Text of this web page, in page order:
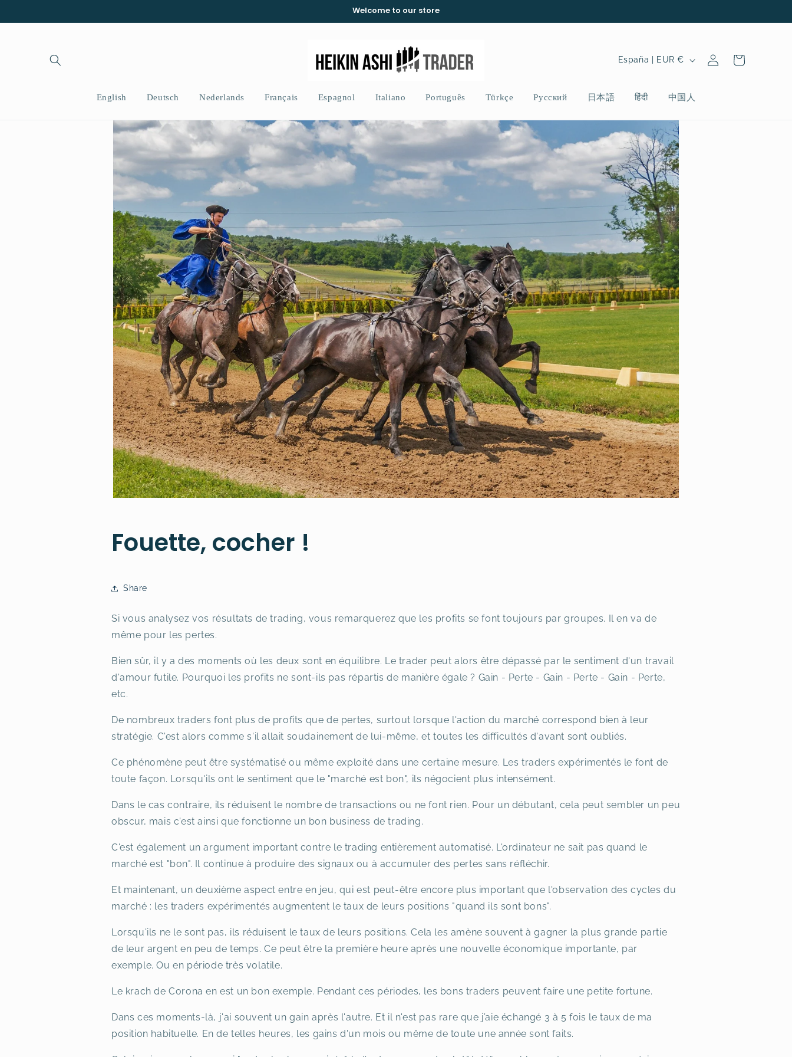
al contenido
Welcome to our store
English Deutsch Nederlands Français Espagnol Italiano Português Türkçe Русский 日本語 हिंदी 中国人
P
í
/
e
g
i
ó
n
España | EUR €
sesión
Carrito
Fouette, cocher !
Share
Si vous analysez vos résultats de trading, vous remarquerez que les profits se font toujours par groupes. Il en va de
même pour les pertes.
Bien sûr, il y a des moments où les deux sont en équilibre. Le trader peut alors être dépassé par le sentiment d'un travail
d'amour futile. Pourquoi les profits ne sont-ils pas répartis de manière égale ? Gain - Perte - Gain - Perte - Gain - Perte,
etc.
De nombreux traders font plus de profits que de pertes, surtout lorsque l'action du marché correspond bien à leur
stratégie. C'est alors comme s'il allait soudainement de lui-même, et toutes les difficultés d'avant sont oubliés.
Ce phénomène peut être systématisé ou même exploité dans une certaine mesure. Les traders expérimentés le font de
toute façon. Lorsqu'ils ont le sentiment que le "marché est bon", ils négocient plus intensément.
Dans le cas contraire, ils réduisent le nombre de transactions ou ne font rien. Pour un débutant, cela peut sembler un peu
obscur, mais c'est ainsi que fonctionne un bon business de trading.
C'est également un argument important contre le trading entièrement automatisé. L'ordinateur ne sait pas quand le
marché est "bon". Il continue à produire des signaux ou à accumuler des pertes sans réfléchir.
Et maintenant, un deuxième aspect entre en jeu, qui est peut-être encore plus important que l'observation des cycles du
marché : les traders expérimentés augmentent le taux de leurs positions "quand ils sont bons".
Lorsqu'ils ne le sont pas, ils réduisent le taux de leurs positions. Cela les amène souvent à gagner la plus grande partie
de leur argent en peu de temps. Ce peut être la première heure après une nouvelle économique importante, par
exemple. Ou en période très volatile.
Le krach de Corona en est un bon exemple. Pendant ces périodes, les bons traders peuvent faire une petite fortune.
Dans ces moments-là, j'ai souvent un gain après l'autre. Et il n'est pas rare que j’aie échangé 3 à 5 fois le taux de ma
position habituelle. En de telles heures, les gains d'un mois ou même de toute une année sont faits.